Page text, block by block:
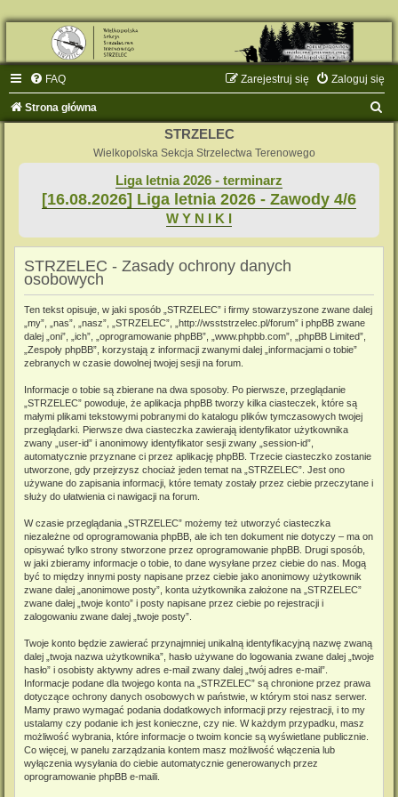
FAQ Zaloguj się
Zarejestruj się
Strona główna
STRZELEC
Wielkopolska Sekcja Strzelectwa Terenowego
Liga letnia 2026 - terminarz
[16.08.2026] Liga letnia 2026 - Zawody 4/6
W Y N I K I
STRZELEC - Zasady ochrony danych
osobowych
Ten tekst opisuje, w jaki sposób „STRZELEC” i firmy stowarzyszone zwane dalej
„my”, „nas”, „nasz”, „STRZELEC”, „http://wsststrzelec.pl/forum” i phpBB zwane
dalej „oni”, „ich”, „oprogramowanie phpBB”, „www.phpbb.com”, „phpBB Limited”,
„Zespoły phpBB”, korzystają z informacji zwanymi dalej „informacjami o tobie”
zebranych w czasie dowolnej twojej sesji na forum.
Informacje o tobie są zbierane na dwa sposoby. Po pierwsze, przeglądanie
„STRZELEC” powoduje, że aplikacja phpBB tworzy kilka ciasteczek, które są
małymi plikami tekstowymi pobranymi do katalogu plików tymczasowych twojej
przeglądarki. Pierwsze dwa ciasteczka zawierają identyfikator użytkownika
zwany „user-id” i anonimowy identyfikator sesji zwany „session-id”,
automatycznie przyznane ci przez aplikację phpBB. Trzecie ciasteczko zostanie
utworzone, gdy przejrzysz chociaż jeden temat na „STRZELEC”. Jest ono
używane do zapisania informacji, które tematy zostały przez ciebie przeczytane i
służy do ułatwienia ci nawigacji na forum.
W czasie przeglądania „STRZELEC” możemy też utworzyć ciasteczka
niezależne od oprogramowania phpBB, ale ich ten dokument nie dotyczy – ma on
opisywać tylko strony stworzone przez oprogramowanie phpBB. Drugi sposób,
w jaki zbieramy informacje o tobie, to dane wysyłane przez ciebie do nas. Mogą
być to między innymi posty napisane przez ciebie jako anonimowy użytkownik
zwane dalej „anonimowe posty”, konta użytkownika założone na „STRZELEC”
zwane dalej „twoje konto” i posty napisane przez ciebie po rejestracji i
zalogowaniu zwane dalej „twoje posty”.
Twoje konto będzie zawierać przynajmniej unikalną identyfikacyjną nazwę zwaną
dalej „twoja nazwa użytkownika”, hasło używane do logowania zwane dalej „twoje
hasło” i osobisty aktywny adres e-mail zwany dalej „twój adres e-mail”.
Informacje podane dla twojego konta na „STRZELEC” są chronione przez prawa
dotyczące ochrony danych osobowych w państwie, w którym stoi nasz serwer.
Mamy prawo wymagać podania dodatkowych informacji przy rejestracji, i to my
ustalamy czy podanie ich jest konieczne, czy nie. W każdym przypadku, masz
możliwość wybrania, które informacje o twoim koncie są wyświetlane publicznie.
Co więcej, w panelu zarządzania kontem masz możliwość włączenia lub
wyłączenia wysyłania do ciebie automatycznie generowanych przez
oprogramowanie phpBB e-maili.